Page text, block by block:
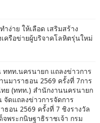
ง่าย ให้เลือด เสริมสร้าง
ครือข่ายผู้บริจาคโลหิตรุ่นใหม่
ทท.นครนายก แถลงข่าวการ
มาราธอน 2569 ครั้งที่ 7การ
ทย (ททท.) สำนักงานนครนายก
จัดแถลงข่าวการจัดการ
อน 2569 ครั้งที่ 7 ชิงรางวัล
พระกนิษฐาธิราชเจ้า กรม